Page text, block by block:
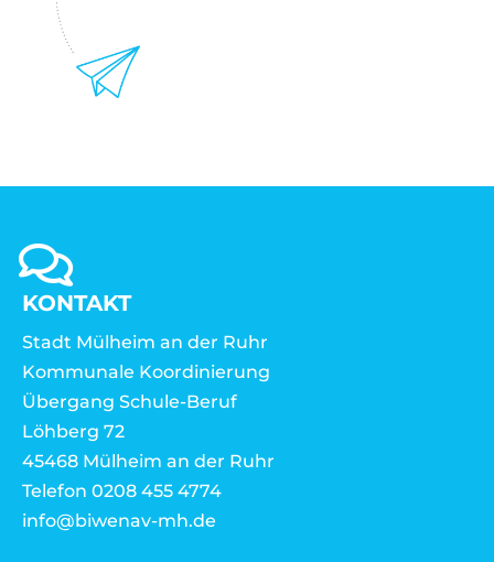
KONTAKT
Stadt Mülheim an der Ruhr
Kommunale Koordinierung
Übergang Schule-Beruf
Löhberg 72
45468 Mülheim an der Ruhr
Telefon 0208 455 4774
info@biwenav-mh.de